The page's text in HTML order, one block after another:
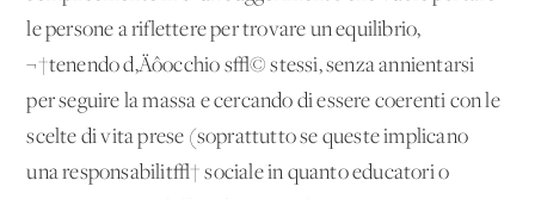
le persone a riflettere per trovare un equilibrio,
¬†tenendo d‚Äôocchio s√© stessi, senza annientarsi
per seguire la massa e cercando di essere coerenti con le
scelte di vita prese (soprattutto se queste implicano
una responsabilit√† sociale in quanto educatori o